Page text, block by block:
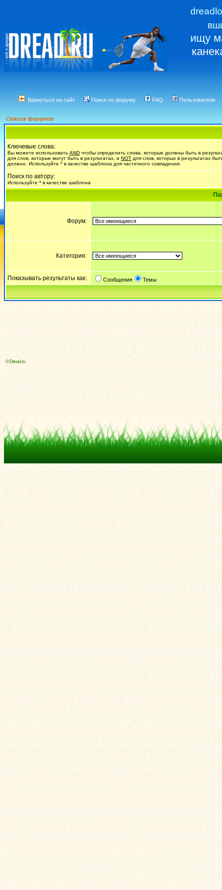
ищу
Вернуться на сайт Поиск по форуму FAQ Пользователи
Список форумов
Ключевые слова:
Вы можете использовать AND чтобы определить слова, которые должны быть в
для слов, которые могут быть в результатах, и NOT для слов, которых в результатах
должно. Используйте * в качестве шаблона для частичного совпадения.
Поиск по автору:
Используйте * в качестве шаблона
Форум:
Категория:
Показывать результаты как: Сообщения Темы
© Dread.ru